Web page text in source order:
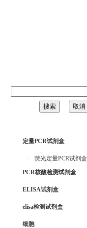
定量PCR试剂盒
·
荧光定量PCR试剂盒
PCR核酸检测试剂盒
ELISA试剂盒
elisa检测试剂盒
细胞